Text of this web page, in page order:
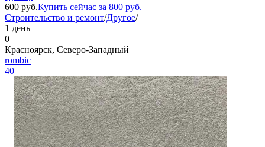
600 руб.Купить сейчас за 800 руб.
Строительство и ремонт/Другое/
1 день
0
Красноярск, Северо-Западный
rombic
40